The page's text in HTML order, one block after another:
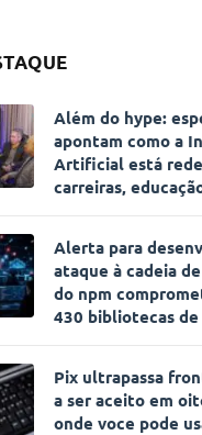
Além do hype:
apontam como a
Artificial está
carreiras,
Alerta para
ataque à cadeia
do npm
430 bibliotecas
Pix ultrapassa
a ser aceito em
onde voce pode